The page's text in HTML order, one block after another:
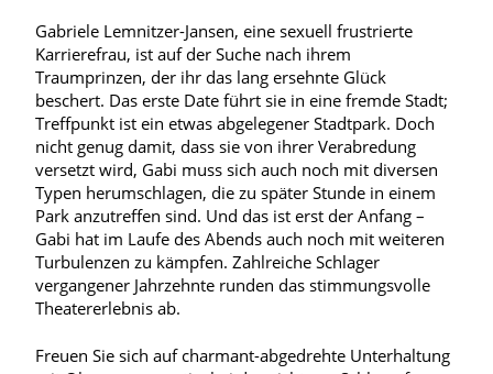
Gabriele Lemnitzer-Jansen, eine sexuell frustrierte
Karrierefrau, ist auf der Suche nach ihrem
Traumprinzen, der ihr das lang ersehnte Glück
beschert. Das erste Date führt sie in eine fremde Stadt;
Treffpunkt ist ein etwas abgelegener Stadtpark. Doch
nicht genug damit, dass sie von ihrer Verabredung
versetzt wird, Gabi muss sich auch noch mit diversen
Typen herumschlagen, die zu später Stunde in einem
Park anzutreffen sind. Und das ist erst der Anfang –
Gabi hat im Laufe des Abends auch noch mit weiteren
Turbulenzen zu kämpfen. Zahlreiche Schlager
vergangener Jahrzehnte runden das stimmungsvolle
Theatererlebnis ab.
Freuen Sie sich auf charmant-abgedrehte Unterhaltung